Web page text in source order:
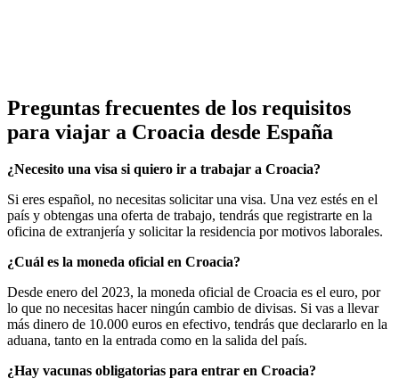
Preguntas frecuentes de los requisitos
para viajar a Croacia desde España
¿Necesito una visa si quiero ir a trabajar a Croacia?
Si eres español, no necesitas solicitar una visa. Una vez estés en el
país y obtengas una oferta de trabajo, tendrás que registrarte en la
oficina de extranjería y solicitar la residencia por motivos laborales.
¿Cuál es la moneda oficial en Croacia?
Desde enero del 2023, la moneda oficial de Croacia es el euro, por
lo que no necesitas hacer ningún cambio de divisas. Si vas a llevar
más dinero de 10.000 euros en efectivo, tendrás que declararlo en la
aduana, tanto en la entrada como en la salida del país.
¿Hay vacunas obligatorias para entrar en Croacia?